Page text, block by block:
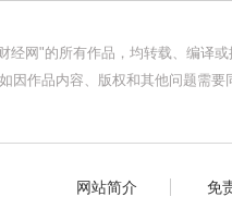
经网"的所有作品，均转载、编译
因作品内容、版权和其他问题需
网站简介 免